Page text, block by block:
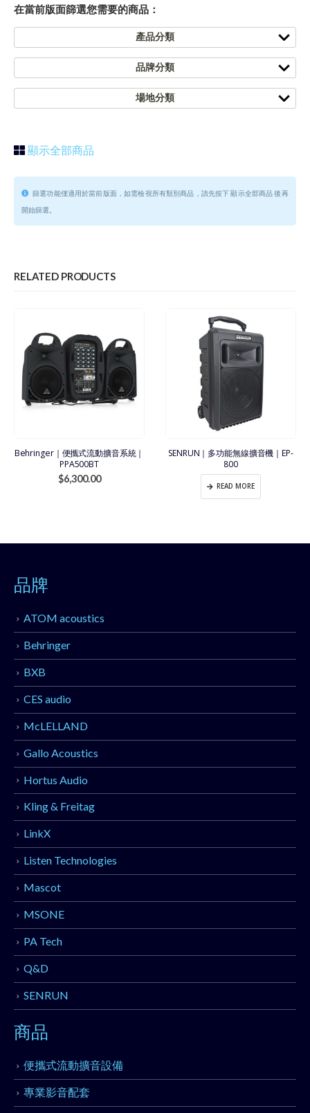
在當前版面篩選您需要的商品：
產品分類
品牌分類
場地分類
顯示全部商品
篩選功能僅適用於當前版面，如需檢視所有類別商品，請先按下 顯示全部商品 後再
開始篩選。
RELATED PRODUCTS
Behringer｜便攜式流動擴音系統｜
PPA500BT
$6,300.00
SENRUN｜多功能無線擴音機｜EP-
800
READ MORE
品牌
ATOM acoustics
Behringer
BXB
CES audio
McLELLAND
Gallo Acoustics
Hortus Audio
Kling & Freitag
LinkX
Listen Technologies
Mascot
MSONE
PA Tech
Q&D
SENRUN
商品
便攜式流動擴音設備
專業影音配套